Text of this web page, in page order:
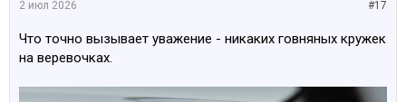
#17
2 июл 2026
Что точно вызывает уважение - никаких говняных кружек
на веревочках.